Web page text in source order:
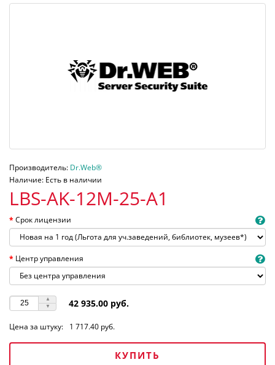
Производитель: Dr.Web®
Наличие: Есть в наличии
LBS-AK-12M-25-A1
Срок лицензии
Центр управления
42 935.00 руб.
Цена за штуку: 1 717.40 руб.
КУПИТЬ